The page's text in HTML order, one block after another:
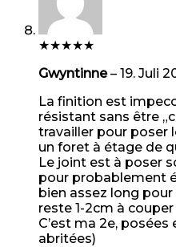
★★★★★
Gwyntinne– 19. Juli
La finition est
résistant sans être
travailler pour poser
un foret à étage de
Le joint est à poser
pour probablement
bien assez long pour
reste 1-2cm à couper
C’est ma 2e,
abritées)